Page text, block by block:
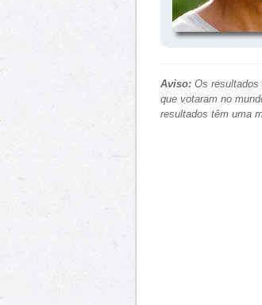
Aviso: Os resultados
que votaram no
resultados têm uma